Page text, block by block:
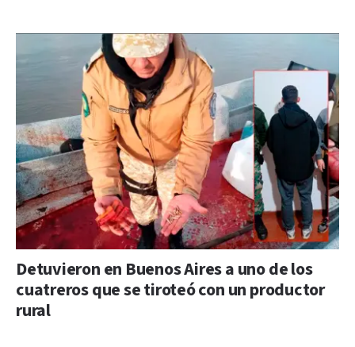
Detuvieron en Buenos Aires a uno de los
cuatreros que se tiroteó con un productor
rural